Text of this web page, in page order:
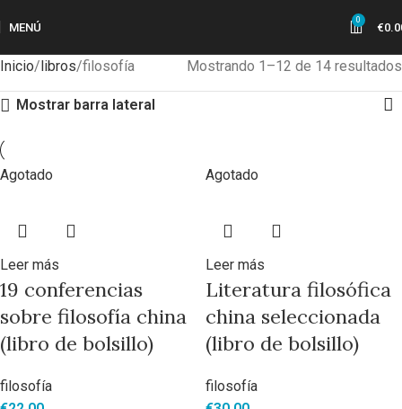
MENÚ
0
€
Inicio libros filosofía Mostrando 1–12 de 14 resultados
Mostrar barra lateral
Agotado
Leer más
19 conferencias
sobre filosofía china
(libro de bolsillo)
filosofía
Agotado
Leer más
Literatura filosófica
china seleccionada
(libro de bolsillo)
filosofía